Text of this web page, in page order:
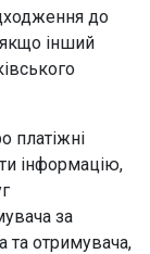
до
якщо інший
платіжні
інформацію,
за
та отримувача,